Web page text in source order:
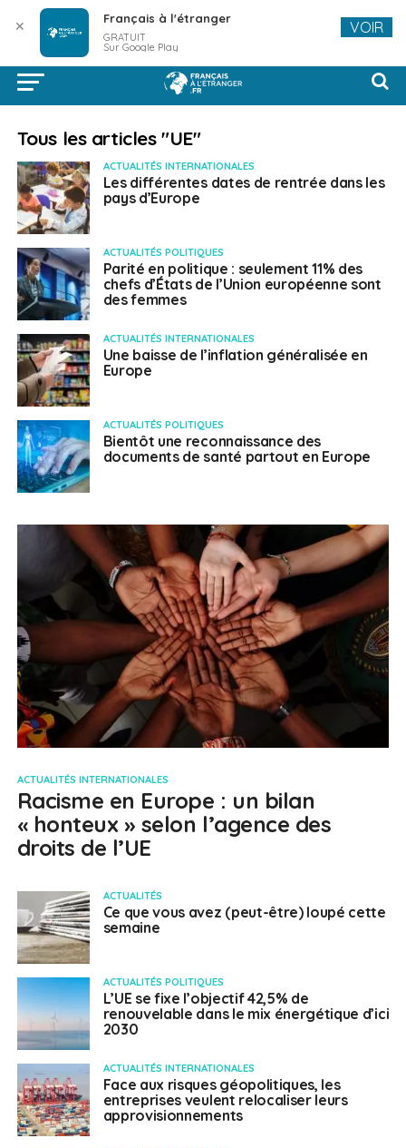
Tous les articles "UE"
ACTUALITÉS INTERNATIONALES
Les différentes dates de rentrée dans les
pays d’Europe
ACTUALITÉS POLITIQUES
Parité en politique : seulement 11% des
chefs d’États de l’Union européenne sont
des femmes
ACTUALITÉS INTERNATIONALES
Une baisse de l’inflation généralisée en
Europe
ACTUALITÉS POLITIQUES
Bientôt une reconnaissance des
documents de santé partout en Europe
ACTUALITÉS INTERNATIONALES
Racisme en Europe : un bilan
« honteux » selon l’agence des
droits de l’UE
ACTUALITÉS
Ce que vous avez (peut-être) loupé cette
semaine
ACTUALITÉS POLITIQUES
L’UE se fixe l’objectif 42,5% de
renouvelable dans le mix énergétique d’ici
2030
ACTUALITÉS INTERNATIONALES
Face aux risques géopolitiques, les
entreprises veulent relocaliser leurs
approvisionnements
✕ Français à l'étranger
GRATUIT
Sur Google Play
VOIR